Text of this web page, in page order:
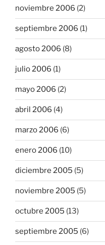
noviembre 2006 (2)
septiembre 2006 (1)
agosto 2006 (8)
julio 2006 (1)
mayo 2006 (2)
abril 2006 (4)
marzo 2006 (6)
enero 2006 (10)
diciembre 2005 (5)
noviembre 2005 (5)
octubre 2005 (13)
septiembre 2005 (6)